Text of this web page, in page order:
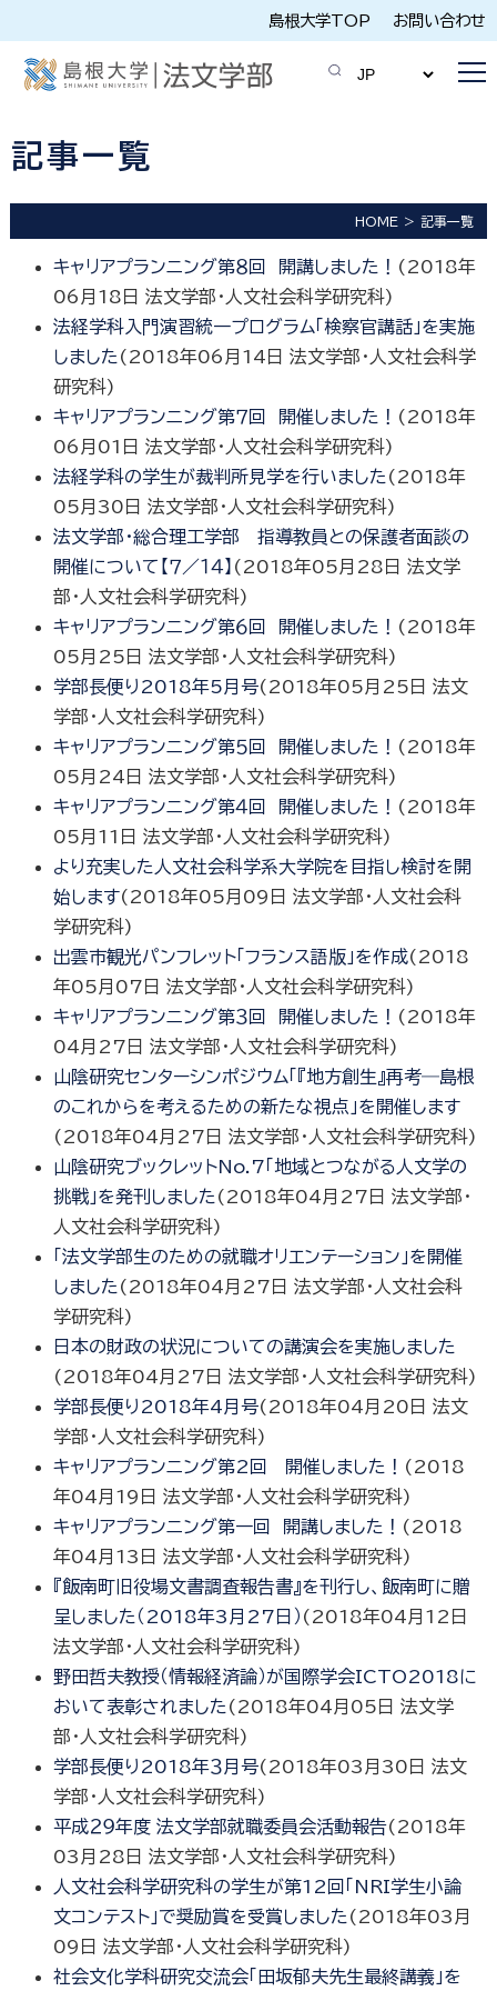
島根大学TOP お問い合わせ
記事一覧
HOME 記事一覧
キャリアプランニング第８回 開講しました！ ( 2018年
06月18日 法文学部・人文社会科学研究科)
法経学科入門演習統一プログラム「検察官講話」を実施
しました ( 2018年06月14日 法文学部・人文社会科学
研究科)
キャリアプランニング第７回 開催しました！ ( 2018年
06月01日 法文学部・人文社会科学研究科)
法経学科の学生が裁判所見学を行いました ( 2018年
05月30日 法文学部・人文社会科学研究科)
法文学部・総合理工学部 指導教員との保護者面談の
開催について【７／１４】 ( 2018年05月28日 法文学
部・人文社会科学研究科)
キャリアプランニング第６回 開催しました！ ( 2018年
05月25日 法文学部・人文社会科学研究科)
学部長便り2018年5月号( 2018年05月25日 法文
学部・人文社会科学研究科)
キャリアプランニング第５回 開催しました！ ( 2018年
05月24日 法文学部・人文社会科学研究科)
キャリアプランニング第４回 開催しました！ ( 2018年
05月11日 法文学部・人文社会科学研究科)
より充実した人文社会科学系大学院を目指し検討を開
始します( 2018年05月09日 法文学部・人文社会科
学研究科)
出雲市観光パンフレット「フランス語版」を作成( 2018
年05月07日 法文学部・人文社会科学研究科)
キャリアプランニング第３回 開催しました！ ( 2018年
04月27日 法文学部・人文社会科学研究科)
山陰研究センターシンポジウム「『地方創生』再考―島根
のこれからを考えるための新たな視点」を開催します
( 2018年04月27日 法文学部・人文社会科学研究科)
山陰研究ブックレットNo.7「地域とつながる人文学の
挑戦」を発刊しました ( 2018年04月27日 法文学部・
人文社会科学研究科)
「法文学部生のための就職オリエンテーション」を開催
しました ( 2018年04月27日 法文学部・人文社会科
学研究科)
日本の財政の状況についての講演会を実施しました
( 2018年04月27日 法文学部・人文社会科学研究科)
学部長便り2018年4月号( 2018年04月20日 法文
学部・人文社会科学研究科)
キャリアプランニング第2回 開催しました！ ( 2018
年04月19日 法文学部・人文社会科学研究科)
キャリアプランニング第一回 開講しました！ ( 2018
年04月13日 法文学部・人文社会科学研究科)
『飯南町旧役場文書調査報告書』を刊行し、飯南町に贈
呈しました（2018年3月27日） ( 2018年04月12日
法文学部・人文社会科学研究科)
野田哲夫教授（情報経済論）が国際学会ICTO2018に
おいて表彰されました ( 2018年04月05日 法文学
部・人文社会科学研究科)
学部長便り2018年３月号( 2018年03月30日 法文
学部・人文社会科学研究科)
平成２９年度 法文学部就職委員会活動報告( 2018年
03月28日 法文学部・人文社会科学研究科)
人文社会科学研究科の学生が第12回「NRI学生小論
文コンテスト」で奨励賞を受賞しました ( 2018年03月
09日 法文学部・人文社会科学研究科)
社会文化学科研究交流会「田坂郁夫先生最終講義」を